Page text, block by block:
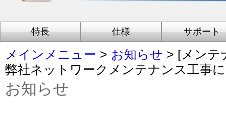
特長 仕様 サポート
メインメニュー > お知らせ > [メンテ
弊社ネットワークメンテナンス工事
お知らせ